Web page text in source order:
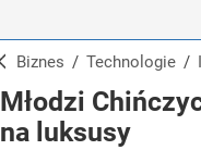
Biznes / Technologie /
Młodzi
na luksusy